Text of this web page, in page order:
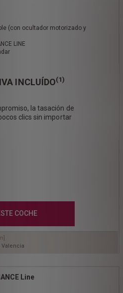
(con ocultador motorizado y
LINE
IVA INCLUÍDO(1)
la tasación de
clics sin importar
COCHE
Valencia
Line